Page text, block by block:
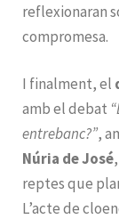
reflexionaran
compromesa.
I finalment, el
amb el debat
entrebanc?”,
Núria de José
reptes que
L’acte de